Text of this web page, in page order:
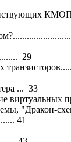
29
... 33
"Дракон-
41